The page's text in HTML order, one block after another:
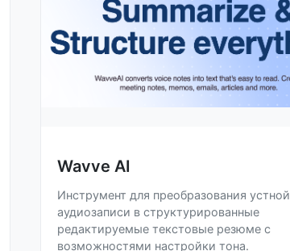
Wavve AI
Инструмент для преобразования устной
аудиозаписи в структурированные
редактируемые текстовые резюме с
возможностями настройки тона.